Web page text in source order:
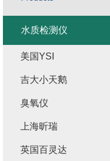
水质检测仪
美国YSI
吉大小天鹅
臭氧仪
上海昕瑞
英国百灵达